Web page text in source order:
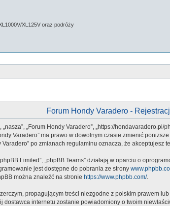
XL125V oraz podróży
Forum Hondy Varadero -
„nasza”, „Forum Hondy Varadero”, „https://
Varadero” ma prawo w dowolnym czasie zmienić
po zmianach regulaminu oznacza, że akceptujesz
Limited”, „phpBB Teams” działają w oparciu o
jest dostępne do pobrania ze strony
można znaleźć na stronie https://www.phpbb.com/.
propagującym treści niezgodne z polskim prawem
internetu zostanie powiadomiony o twoim